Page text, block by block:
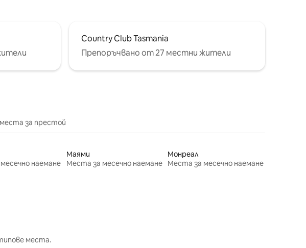
Country Club Tasmania
Препоръчвано от 27 местни жители
за престой
наемане
Маями
Места за месечно наемане
Монреал
Места за месечно наемане
места.